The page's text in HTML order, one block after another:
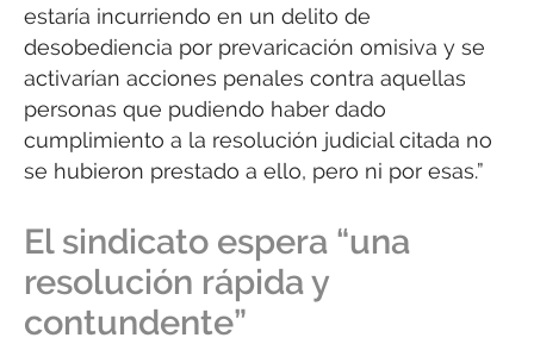
estaría incurriendo en un delito de
desobediencia por prevaricación omisiva y se
activarían acciones penales contra aquellas
personas que pudiendo haber dado
cumplimiento a la resolución judicial citada no
se hubieron prestado a ello, pero ni por esas.”
El sindicato espera “una
resolución rápida y
contundente”